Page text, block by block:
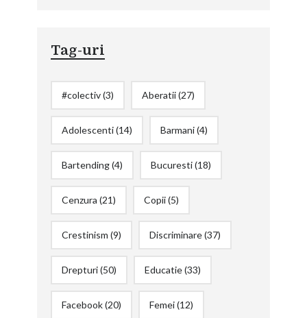
Tag-uri
#colectiv(3) Aberatii(27)
Adolescenti(14) Barmani(4)
Bartending(4) Bucuresti(18)
Cenzura (21) Copii(5)
Crestinism (9) Discriminare(37)
Drepturi(50) Educatie(33)
Facebook(20) Femei(12)